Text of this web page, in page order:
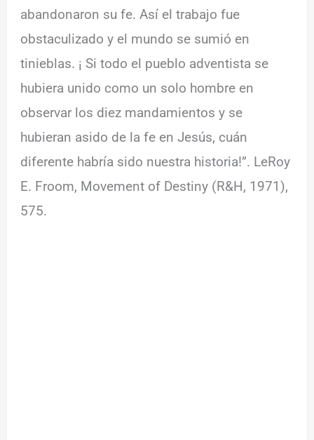
abandonaron su fe. Así el trabajo fue
obstaculizado y el mundo se sumió en
tinieblas. ¡ Si todo el pueblo adventista se
hubiera unido como un solo hombre en
observar los diez mandamientos y se
hubieran asido de la fe en Jesús, cuán
diferente habría sido nuestra historia!”. LeRoy
E. Froom, Movement of Destiny (R&H, 1971),
575.